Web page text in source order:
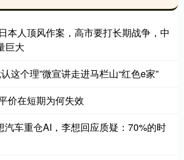
本人顶风作案，高市要打长期战争，中
巨大
这个理”微宣讲走进马栏山“红色e家”
价在短期为何失效
汽车重仓AI，李想回应质疑：70%的时